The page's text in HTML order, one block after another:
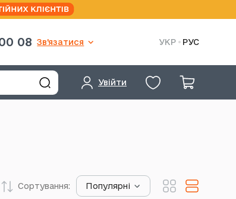
08 Зв'язатися УКР РУС
Увійти
Сортування: Популярні